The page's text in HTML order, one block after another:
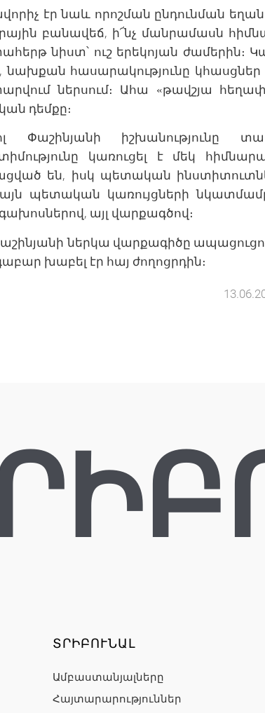
էր նաև որոշման ընդունման
բանավեճ, ի՜նչ մանրամասն
նիստ՝ ուշ երեկոյան ժամերին։
նախքան հասարակությունը
ներսում։ Ահա «թավշյա
դեմքը։
Փաշինյանի իշխանությունը
կառուցել է մեկ
են, իսկ պետական
պետական կառույցների
այլ վարքագծով։
ներկա վարքագիծը
խաբել էր հայ ժողոցրդին։
ՏՐԻԲՈՒՆԱԼ
Ամբաստանյալները
Հայտարարություններ